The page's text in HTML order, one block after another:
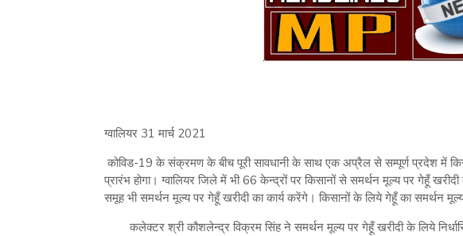
ग्वालियर 31 मार्च 2021
कोविड-19 के संक्रमण के बीच पूरी सावधानी के साथ एक अप्रैल से सम्पूर्ण प्रदेश में
प्रारंभ होगा। ग्वालियर जिले में भी 66 केन्द्रों पर किसानों से समर्थन मूल्य पर गेहूँ
समूह भी समर्थन मूल्य पर गेहूँ खरीदी का कार्य करेंगे। किसानों के लिये गेहूँ का समर्थन
कलेक्टर श्री कौशलेन्द्र विक्रम सिंह ने समर्थन मूल्य पर गेहूँ खरीदी के लिये